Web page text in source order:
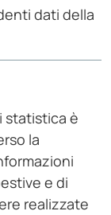
dati della
statistica è
la
e di
realizzate